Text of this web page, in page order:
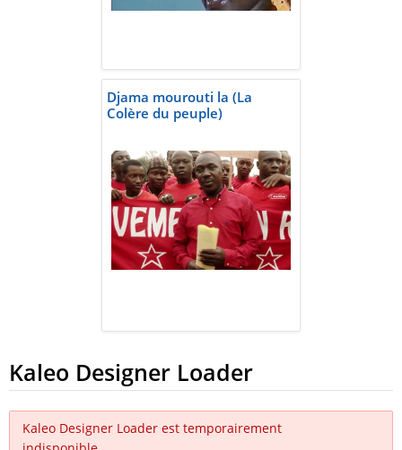
Djama mourouti la (La
Colère du peuple)
Kaleo Designer Loader
Kaleo Designer Loader est temporairement